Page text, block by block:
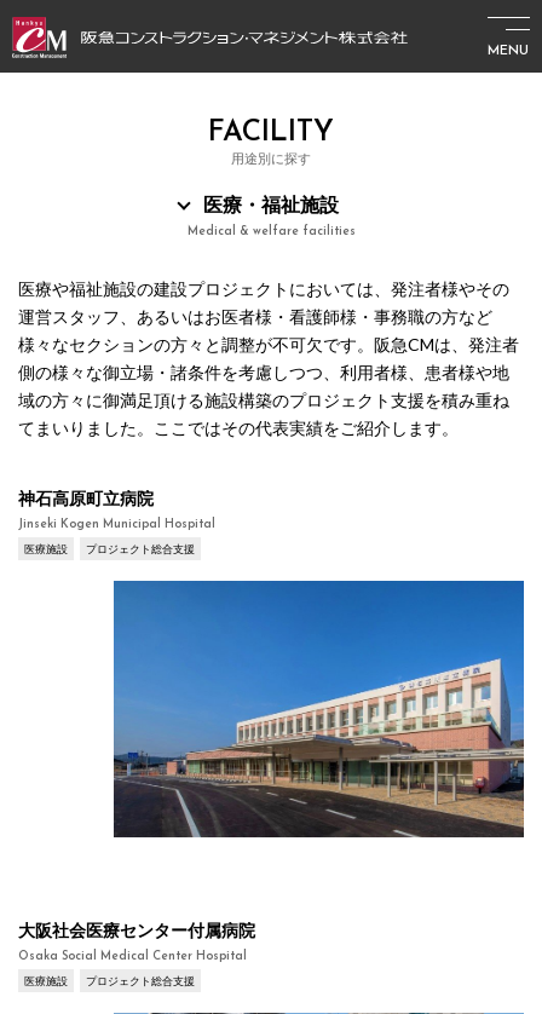
MENU
FACILITY
用途別に探す
医療・福祉施設
Medical & welfare facilities
医療や福祉施設の建設プロジェクトにおいては、発注者様やその
運営スタッフ、あるいはお医者様・看護師様・事務職の方など
様々なセクションの方々と調整が不可欠です。阪急CMは、発注者
側の様々な御立場・諸条件を考慮しつつ、利用者様、患者様や地
域の方々に御満足頂ける施設構築のプロジェクト支援を積み重ね
てまいりました。ここではその代表実績をご紹介します。
神石高原町立病院
Jinseki Kogen Municipal Hospital
医療施設
プロジェクト総合支援
大阪社会医療センター付属病院
Osaka Social Medical Center Hospital
医療施設
プロジェクト総合支援